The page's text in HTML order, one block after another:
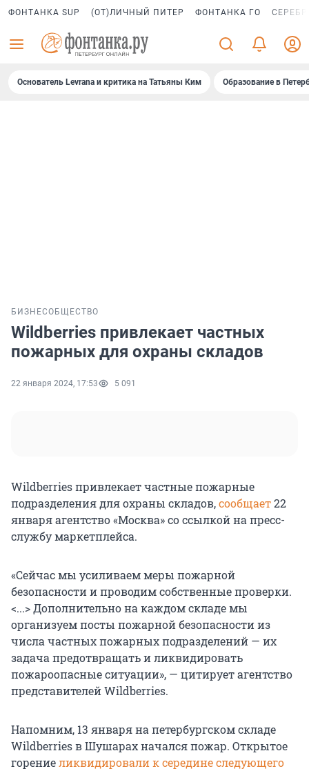
ФОНТАНКА SUP (ОТ)ЛИЧНЫЙ ПИТЕР ФОНТАНКА ГО
Основатель Levrana и критика на Татьяны Ким Образование в
БИЗНЕСОБЩЕСТВО
Wildberries привлекает частных
пожарных для охраны складов
22 января 2024, 17:53 5 091
Wildberries привлекает частные пожарные
подразделения для охраны складов,сообщает22
января агентство «Москва» со ссылкой на пресс-
службу маркетплейса.
«Сейчас мы усиливаем меры пожарной
безопасности и проводим собственные проверки.
<...> Дополнительно на каждом складе мы
организуем посты пожарной безопасности из
числа частных пожарных подразделений — их
задача предотвращать и ликвидировать
пожароопасные ситуации», — цитирует агентство
представителей Wildberries.
Напомним, 13 января на петербургском складе
Wildberries в Шушарах начался пожар. Открытое
горениеликвидировали к середине следующего